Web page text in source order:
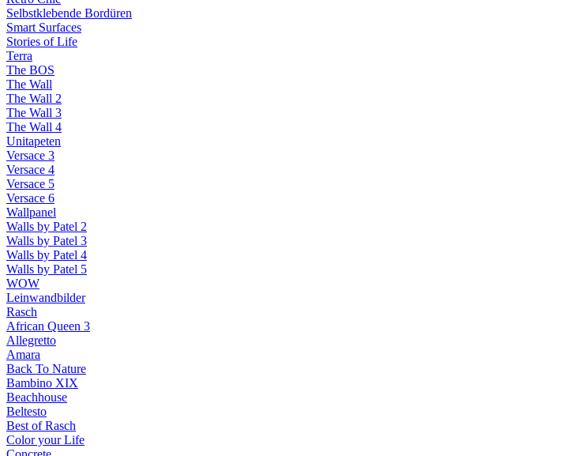
Selbstklebende Bordüren
Smart Surfaces
Stories of Life
Terra
The BOS
The Wall
The Wall 2
The Wall 3
The Wall 4
Unitapeten
Versace 3
Versace 4
Versace 5
Versace 6
Wallpanel
Walls by Patel 2
Walls by Patel 3
Walls by Patel 4
Walls by Patel 5
WOW
Leinwandbilder
Rasch
African Queen 3
Allegretto
Amara
Back To Nature
Bambino XIX
Beachhouse
Beltesto
Best of Rasch
Color your Life